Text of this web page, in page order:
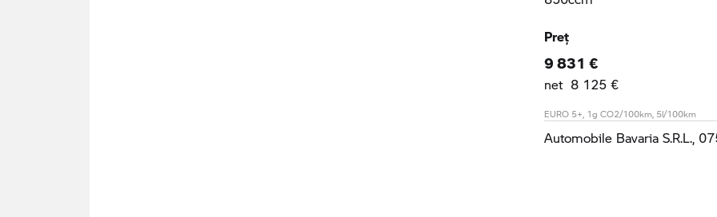
Preţ
9 831 €
net 8 125 €
EURO 5+, 1g CO2/100km, 5l/100km
Automobile Bavaria S.R.L.,